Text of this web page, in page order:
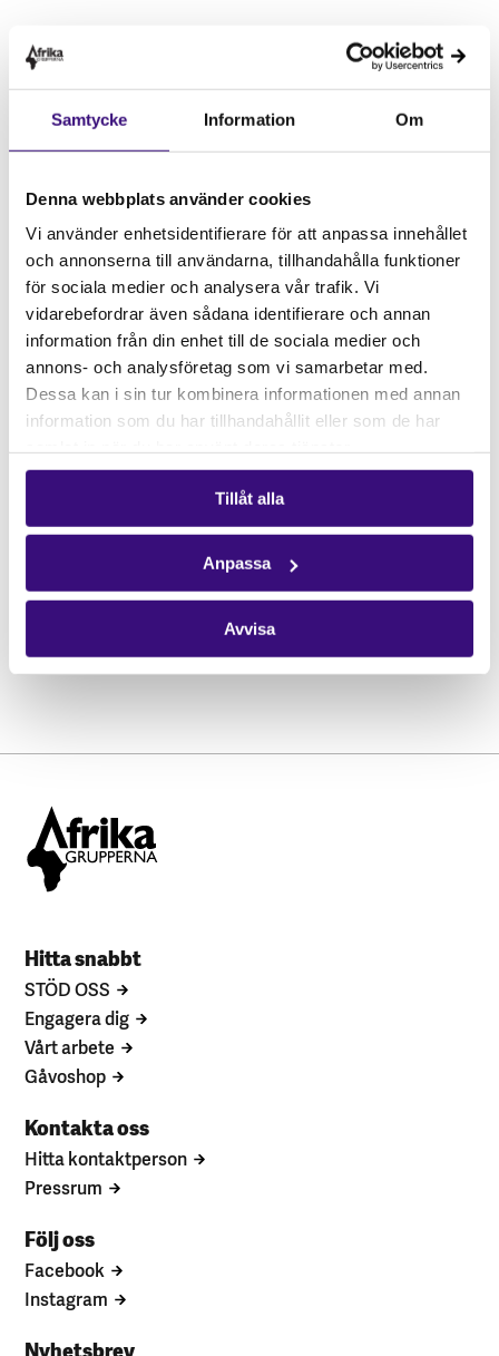
Samtycke Information Om
Denna webbplats använder cookies
Vi använder enhetsidentifierare för att anpassa innehållet
och annonserna till användarna, tillhandahålla funktioner
för sociala medier och analysera vår trafik. Vi
vidarebefordrar även sådana identifierare och annan
information från din enhet till de sociala medier och
annons- och analysföretag som vi samarbetar med.
Dessa kan i sin tur kombinera informationen med annan
information som du har tillhandahållit eller som de har
Tillåt alla
Anpassa
Avvisa
Om evenemanget
Datum:18 MAJ 2022
Plats:ABF Gästrikebygden
Stad:Gävle
Hitta snabbt
STÖD OSS
Engagera dig
Vårt arbete
Gåvoshop
Kontakta oss
Hitta kontaktperson
Pressrum
Följ oss
Facebook
Instagram
Nyhetsbrev